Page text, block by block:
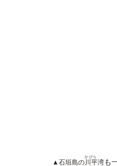
▲石垣島の川平
かびら
湾も